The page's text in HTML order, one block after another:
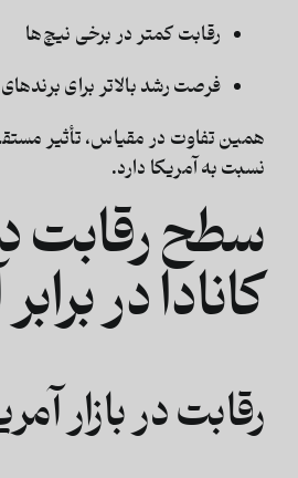
رقابت کمتر در برخی نیچ‌ها
فرصت رشد بالاتر برای
همین تفاوت در مقیاس، تأثیر
نسبت به آمریکا دارد.
سطح رقابت
کانادا در
رقابت در بازار